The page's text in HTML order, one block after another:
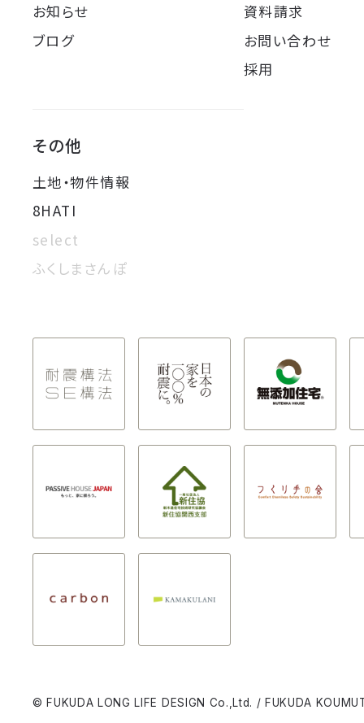
お知らせ
ブログ
資料請求
お問い合わせ
採用
その他
土地・物件情報
8HATI
select
ふくしまさんぽ
© FUKUDA LONG LIFE DESIGN Co.,Ltd. / FUKUDA